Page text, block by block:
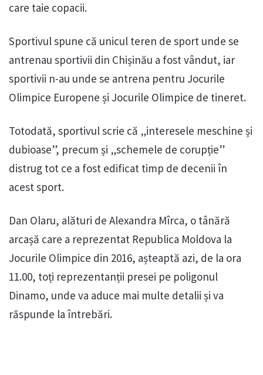
care taie copacii.
Sportivul spune că unicul teren de sport unde se
antrenau sportivii din Chișinău a fost vândut, iar
sportivii n-au unde se antrena pentru Jocurile
Olimpice Europene și Jocurile Olimpice de tineret.
Totodată, sportivul scrie că „interesele meschine și
dubioase”, precum și „schemele de corupție”
distrug tot ce a fost edificat timp de decenii în
acest sport.
Dan Olaru, alături de Alexandra Mîrca, o tânără
arcașă care a reprezentat Republica Moldova la
Jocurile Olimpice din 2016, așteaptă azi, de la ora
11.00, toți reprezentanții presei pe poligonul
Dinamo, unde va aduce mai multe detalii și va
răspunde la întrebări.